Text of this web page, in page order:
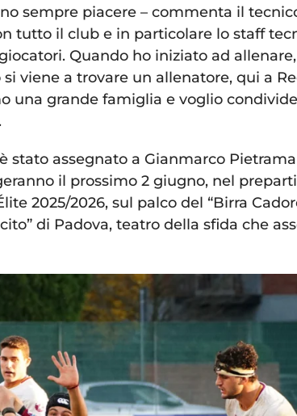
sempre piacere – commenta il
tutto il club e in particolare lo staff
Quando ho iniziato ad
si viene a trovare un allenatore, qui a
una grande famiglia e voglio
stato assegnato a Gianmarco
il prossimo 2 giugno, nel
2025/2026, sul palco del “Birra
di Padova, teatro della sfida che